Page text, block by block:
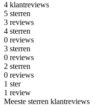
4 klantreviews
5 sterren
3 reviews
4 sterren
0 reviews
3 sterren
0 reviews
2 sterren
0 reviews
1 ster
1 review
Meeste sterren klantreviews